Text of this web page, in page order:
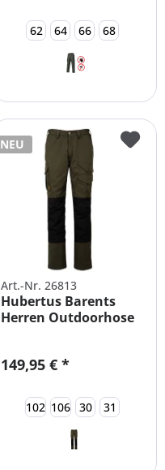
62 64 66 68
NEU
Art.-Nr. 26813
Hubertus Barents
Herren Outdoorhose
149,95 € *
102 106 30 31